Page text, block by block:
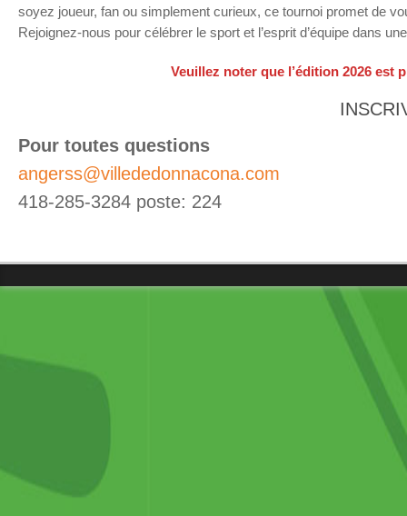
soyez joueur, fan ou simplement curieux, ce tournoi promet de
Rejoignez-nous pour célébrer le sport et l’esprit d’équipe dans
Veuillez noter que l’édition 2026 est
Pour toutes questions
angerss@villededonnacona.com
418-285-3284 poste: 224